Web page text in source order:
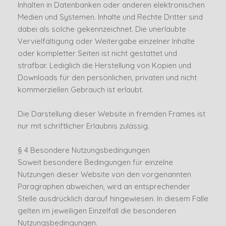
Inhalten in Datenbanken oder anderen elektronischen
Medien und Systemen. Inhalte und Rechte Dritter sind
dabei als solche gekennzeichnet. Die unerlaubte
Vervielfältigung oder Weitergabe einzelner Inhalte
oder kompletter Seiten ist nicht gestattet und
strafbar. Lediglich die Herstellung von Kopien und
Downloads für den persönlichen, privaten und nicht
kommerziellen Gebrauch ist erlaubt.
Die Darstellung dieser Website in fremden Frames ist
nur mit schriftlicher Erlaubnis zulässig.
§ 4 Besondere Nutzungsbedingungen
Soweit besondere Bedingungen für einzelne
Nutzungen dieser Website von den vorgenannten
Paragraphen abweichen, wird an entsprechender
Stelle ausdrücklich darauf hingewiesen. In diesem Falle
gelten im jeweiligen Einzelfall die besonderen
Nutzungsbedingungen.